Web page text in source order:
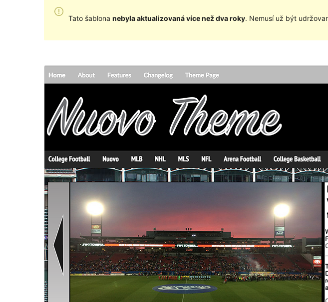
Tato šablona nebyla aktualizovaná více než dva roky. Nemusí už být